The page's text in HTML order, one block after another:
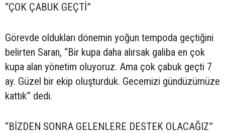
“ÇOK ÇABUK GEÇTİ”
Görevde oldukları dönemin yoğun tempoda geçtiğini
belirten Saran, “Bir kupa daha alırsak galiba en çok
kupa alan yönetim oluyoruz. Ama çok çabuk geçti 7
ay. Güzel bir ekip oluşturduk. Gecemizi gündüzümüze
kattık” dedi.
“BİZDEN SONRA GELENLERE DESTEK OLACAĞIZ”